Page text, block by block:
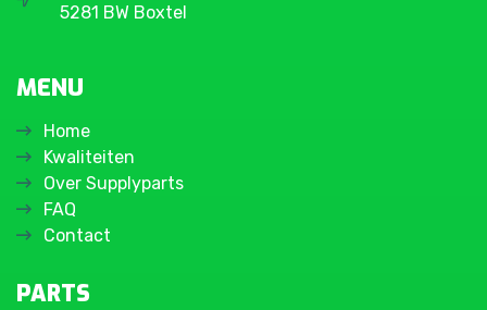
5281 BW Boxtel
MENU
Home
Kwaliteiten
Over Supplyparts
FAQ
Contact
PARTS